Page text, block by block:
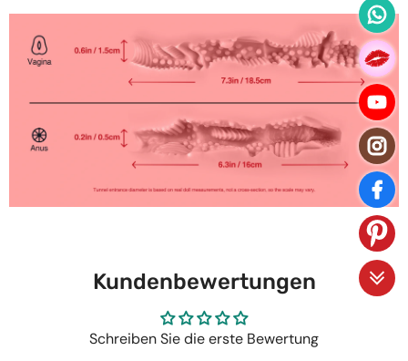
Kundenbewertungen
Schreiben Sie die erste Bewertung